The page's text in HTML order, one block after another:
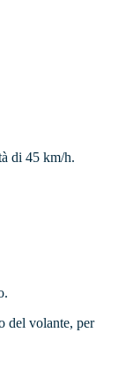
di 45 km/h.
del volante, per